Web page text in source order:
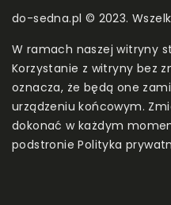
do-sedna.pl © 2023.
W ramach naszej witryny
Korzystanie z witryny bez
oznacza, że będą one
urządzeniu końcowym.
dokonać w każdym
podstroniePolityka